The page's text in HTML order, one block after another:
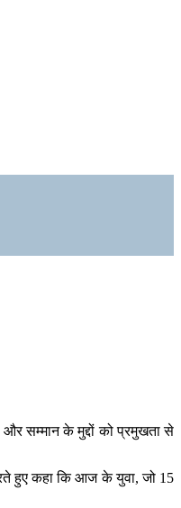
और सम्मान के मुद्दों को प्रमुखता से
हुए कहा कि आज के युवा, जो 15